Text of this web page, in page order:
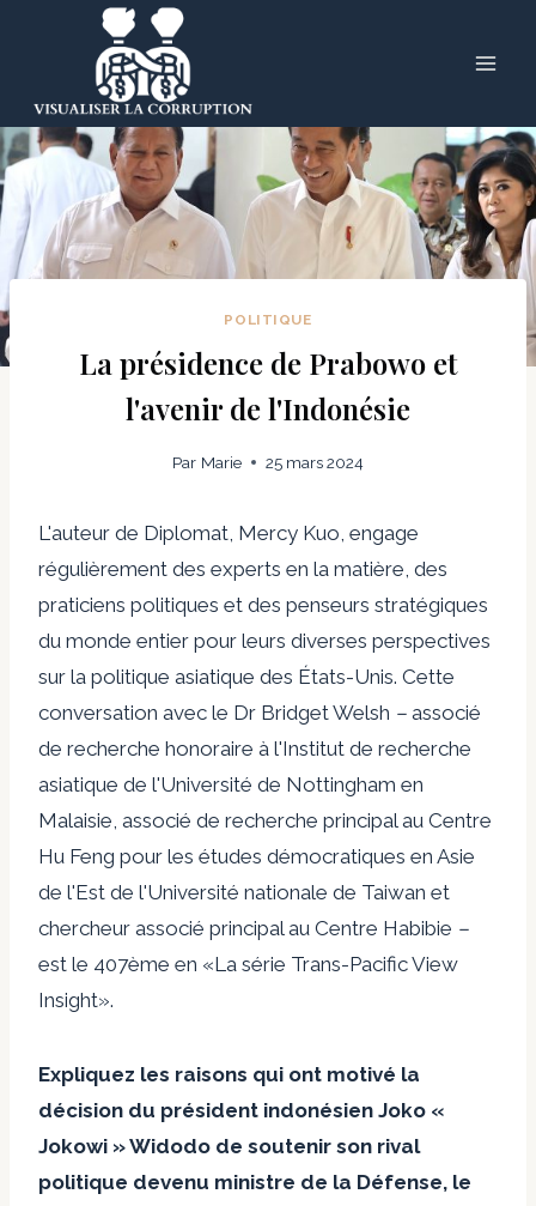
POLITIQUE
La présidence de Prabowo et
l'avenir de l'Indonésie
Par Marie 25 mars 2024
L'auteur de Diplomat, Mercy Kuo, engage
régulièrement des experts en la matière, des
praticiens politiques et des penseurs stratégiques
du monde entier pour leurs diverses perspectives
sur la politique asiatique des États-Unis. Cette
conversation avec le Dr Bridget Welsh – associé
de recherche honoraire à l'Institut de recherche
asiatique de l'Université de Nottingham en
Malaisie, associé de recherche principal au Centre
Hu Feng pour les études démocratiques en Asie
de l'Est de l'Université nationale de Taiwan et
chercheur associé principal au Centre Habibie –
est le 407ème en «La série Trans-Pacific View
Insight».
Expliquez les raisons qui ont motivé la
décision du président indonésien Joko «
Jokowi » Widodo de soutenir son rival
politique devenu ministre de la Défense, le